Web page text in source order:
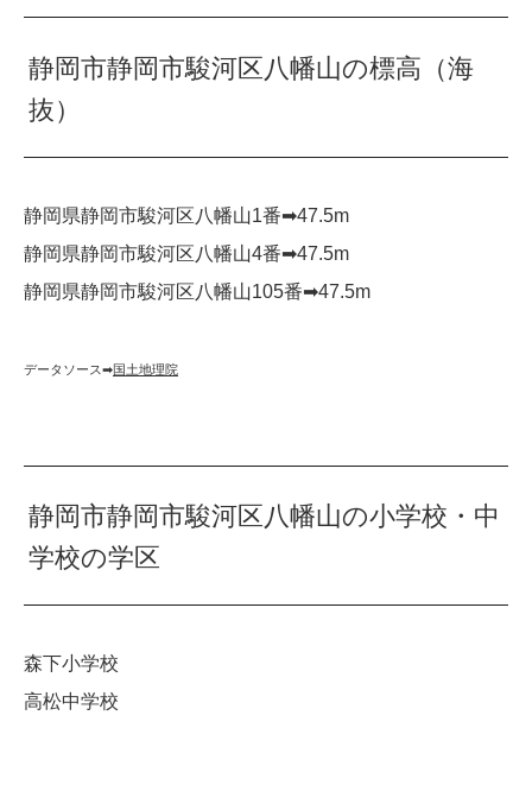
静岡市静岡市駿河区八幡山の標高（海
抜）
静岡県静岡市駿河区八幡山1番➡︎47.5m
静岡県静岡市駿河区八幡山4番➡︎47.5m
静岡県静岡市駿河区八幡山105番➡︎47.5m
データソース➡︎国土地理院
静岡市静岡市駿河区八幡山の小学校・中
学校の学区
森下小学校
高松中学校